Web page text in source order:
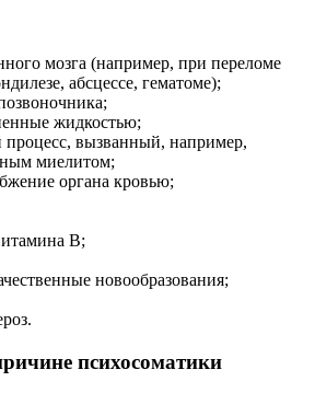
мозга (например, при переломе
абсцессе, гематоме);
жидкостью;
процесс, вызванный, например,
миелитом;
органа кровью;
В;
новообразования;
психосоматики